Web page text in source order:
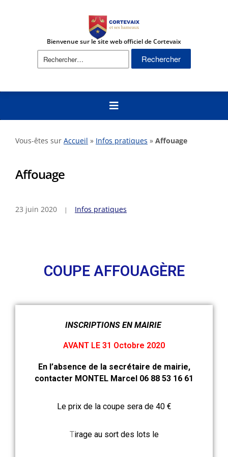
Bienvenue sur le site web officiel de Cortevaix
Vous-êtes sur Accueil » Infos pratiques » Affouage
Affouage
23 juin 2020 Infos pratiques
COUPE AFFOUAGÈRE
INSCRIPTIONS EN MAIRIE
AVANT LE 31 Octobre 2020
En l’absence de la secrétaire de mairie,
contacter MONTEL Marcel 06 88 53 16 61
Le prix de la coupe sera de 40 €
Tirage au sort des lots le